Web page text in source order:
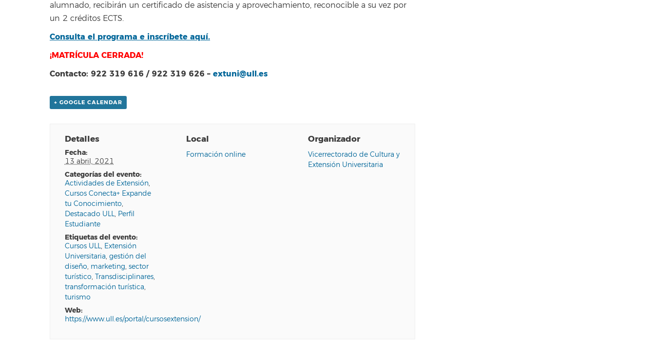
alumnado, recibirán un certificado de asistencia y aprovechamiento, reconocible a su vez por
un 2 créditos ECTS.
Consulta el programa e inscríbete aquí.
¡MATRÍCULA CERRADA!
Contacto: 922 319 616 / 922 319 626 – extuni@ull.es
+ GOOGLE CALENDAR
Detalles
fecha:
13 abril, 2021
categorías del evento:
Actividades de Extensión,
Cursos Conecta+ Expande
tu Conocimiento,
Destacado ULL, Perfil
Estudiante
etiquetas del evento:
Cursos ULL, Extensión
Universitaria, gestión del
diseño, marketing, sector
turístico, Transdisciplinares,
transformación turística,
turismo
web:
https://www.ull.es/portal/cursosextension/
Local
Formación online
Organizador
Vicerrectorado de Cultura y
Extensión Universitaria